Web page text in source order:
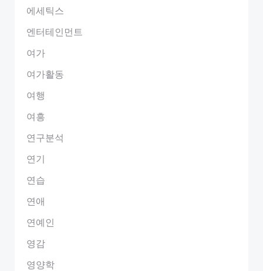
에세틱스
엔터테인먼트
여가
여가활동
여행
여흥
연구분석
연기
연습
연애
연예인
영감
영양학